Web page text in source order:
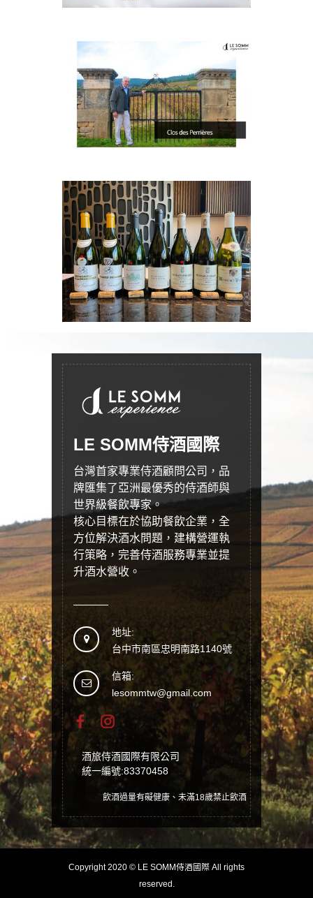
LE SOMM侍酒國際
台灣首家專業侍酒顧問公司，品
牌匯集了亞洲最優秀的侍酒師與
世界級餐飲專家。
核心目標在於協助餐飲企業，全
方位解決酒水問題，建構營運執
行策略，完善侍酒服務專業並提
升酒水營收。
地址:
台中市南區忠明南路1140號
信箱:
lesommtw@gmail.com
酒旅侍酒國際有限公司
統一編號:83370458
飲酒過量有礙健康、未滿18歲禁止飲酒
Copyright 2020 © LE SOMM侍酒國際 All rights
reserved.